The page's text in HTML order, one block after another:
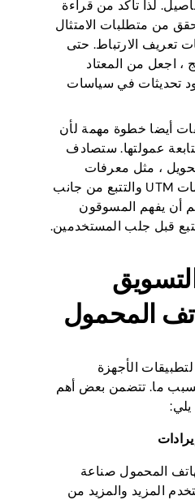
لذا تأكد من قراءة
من متطلبات الامتثال
تعريف الارتباط. حتى
، اجعل من المعتاد
تحديثات في سياسات
أيضا خطوة مهمة لأن
عمولتها. ستصادف
، مثل معرفات
الشركات التابعة ومعلمات UTM والتتبع من جانب
أن يفهم المسوقون
قبل جلب المستخدمين.
المحمول
الأجهزة
ما. تتضمن بعض أهم
يلي:
المحمول صناعة
المزيد والمزيد من